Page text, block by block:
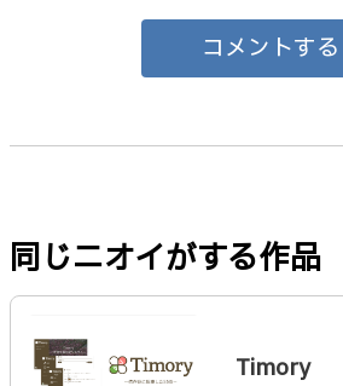
コメントする
同じニオイがする作品
Timory